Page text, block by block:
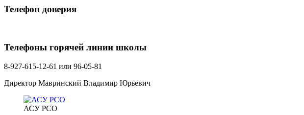
Телефон доверия
Телефоны горячей линии школы
8-927-615-12-61 или 96-05-81
Директор Мавринский Владимир Юрьевич
АСУ РСО